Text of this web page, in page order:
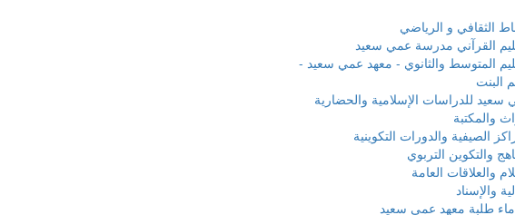
الثقافي و الرياضي
القرآني مدرسة عمي سعيد
المتوسط والثانوي - معهد عمي سعيد -
البنت
للدراسات الإسلامية والحضارية
والمكتبة
الصيفية والدورات التكوينية
والتكوين التربوي
والعلاقات العامة
والإسناد
طلبة معهد عمي سعيد